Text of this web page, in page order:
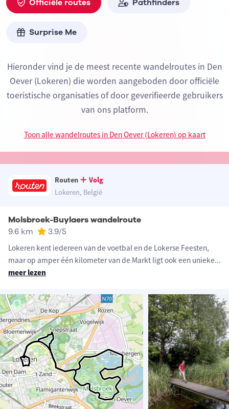
Officiële routes Pathfinders
Surprise Me
Hieronder vind je de meest recente wandelroutes in Den
Oever (Lokeren) die worden aangeboden door officiële
toeristische organisaties of door geverifieerde gebruikers
van ons platform.
Toon alle wandelroutes in Den Oever (Lokeren) op kaart
Routen
Volg
Lokeren, België
Molsbroek-Buylaers wandelroute
9.6 km 3.9/5
Lokeren kent iedereen van de voetbal en de Lokerse Feesten,
maar op amper één kilometer van de Markt ligt ook een unieke...
meer lezen